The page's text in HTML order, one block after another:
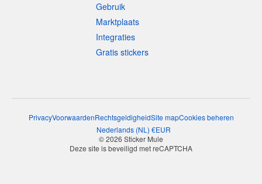
Gebruik
Marktplaats
Integraties
Gratis stickers
PrivacyVoorwaardenRechtsgeldigheidSite mapCookies beheren
Nederlands(NL ) €EUR
© 2026 Sticker Mule
Deze site is beveiligd met reCAPTCHA